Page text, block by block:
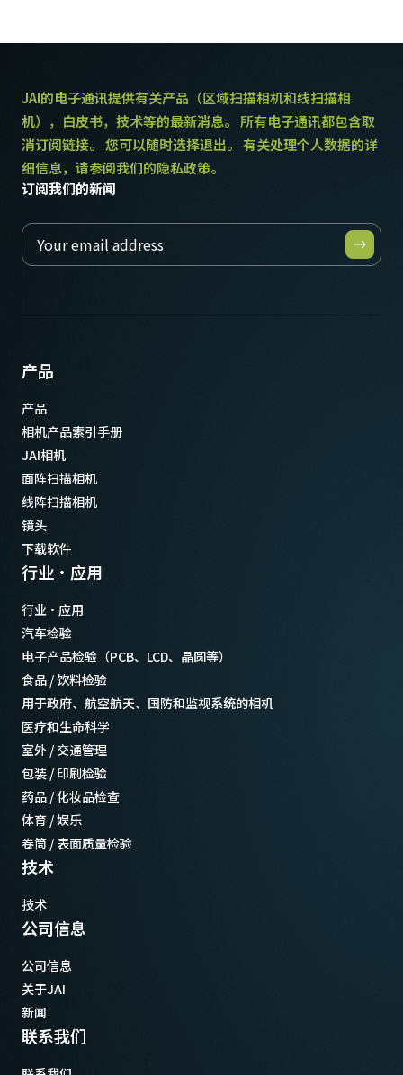
JAI的电子通讯提供有关产品（区域扫描相机和线扫描相
机），白皮书，技术等的最新消息。 所有电子通讯都包含取
消订阅链接。 您可以随时选择退出。 有关处理个人数据的详
细信息，请参阅我们的隐私政策。
订阅我们的新闻
产品
产品
相机产品索引手册
JAI相机
面阵扫描相机
线阵扫描相机
镜头
下载软件
行业·应用
行业·应用
汽车检验
电子产品检验（PCB、LCD、晶圆等）
食品 / 饮料检验
用于政府、航空航天、国防和监视系统的相机
医疗和生命科学
室外 / 交通管理
包装 / 印刷检验
药品 / 化妆品检查
体育 / 娱乐
卷筒 / 表面质量检验
技术
技术
公司信息
公司信息
关于JAI
新闻
联系我们